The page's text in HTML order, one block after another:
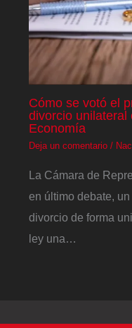
Cómo se votó el
divorcio unilateral
Economía
Deja un comentario /
La Cámara de
en último debate,
divorcio de forma
ley una…